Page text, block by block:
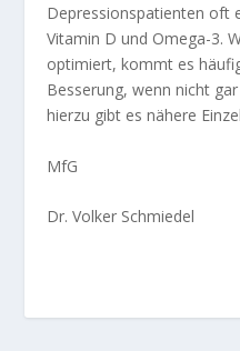
Depressionspatienten oft
Vitamin D und Omega-3.
optimiert, kommt es
Besserung, wenn nicht
hierzu gibt es nähere
MfG
Dr. Volker Schmiedel